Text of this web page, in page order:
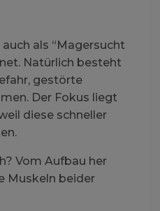
als “Magersucht
Natürlich besteht
gestörte
Der Fokus liegt
diese schneller
Vom Aufbau her
Muskeln beider